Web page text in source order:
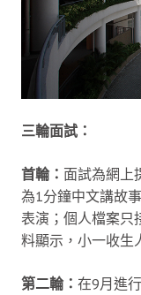
三輪面試：
首輪： 面試為網上
為1分鐘中文講故
表演；個人檔案只
料顯示，小一收生
第二輪： 在9月進